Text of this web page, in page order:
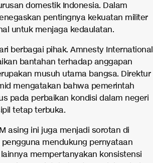
domestik Indonesia. Dalam
pentingnya kekuatan militer
untuk menjaga kedaulatan.
berbagai pihak. Amnesty International
bantahan terhadap anggapan
musuh utama bangsa. Direktur
mengatakan bahwa pemerintah
pada perbaikan kondisi dalam negeri
tetap terbuka.
asing ini juga menjadi sorotan di
mendukung pernyataan
mempertanyakan konsistensi